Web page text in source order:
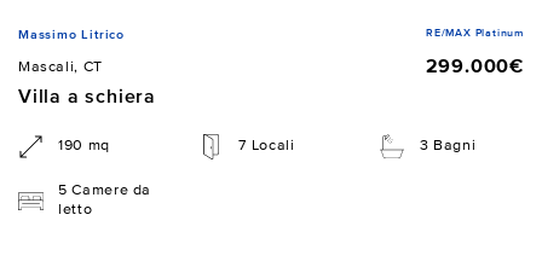
Massimo Litrico RE/MAX Platinum
Mascali, CT
299.000€
Villa a schiera
190 mq 7 Locali 3 Bagni
5 Camere da
letto